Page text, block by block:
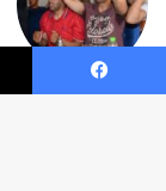
فيسبوك ‫X